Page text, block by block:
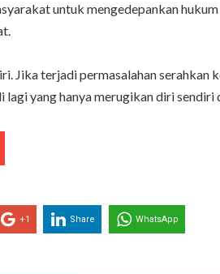
untuk mengedepankan
Jika terjadi permasalahan serahkan
yang hanya merugikan diri sendiri
+1 Share WhatsApp